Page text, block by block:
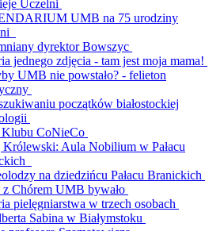
Uczelni
UMB na 75 urodziny
dyrektor Bowszyc
jednego zdjęcia - tam jest moja mama!
UMB nie powstało? - felieton
początków białostockiej
Klubu CoNieCo
Królewski: Aula Nobilium w Pałacu
na dziedzińcu Pałacu Branickich
z Chórem UMB bywało
pielęgniarstwa w trzech osobach
Sabina w Białymstoku